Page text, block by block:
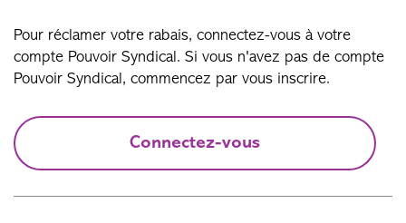
Pour réclamer votre rabais, connectez-vous à votre
compte Pouvoir Syndical. Si vous n'avez pas de compte
Pouvoir Syndical, commencez par vous inscrire.
Connectez-vous